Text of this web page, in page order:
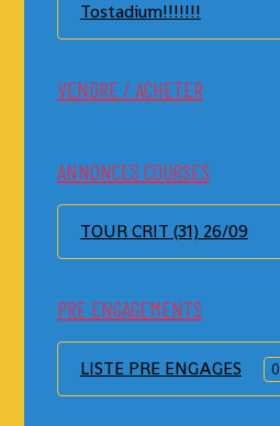
Tostadium!!!!!!!
VENDRE / ACHETER
ANNONCES COURSES
TOUR CRIT (31) 26/09
PRE ENGAGEMENTS
LISTE PRE ENGAGES 0